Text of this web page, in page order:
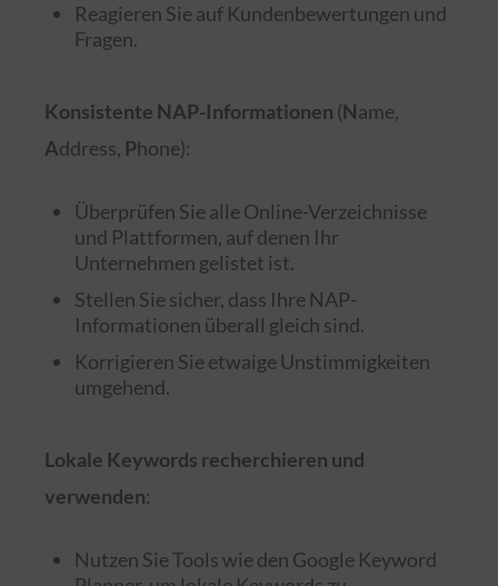
Reagieren Sie auf Kundenbewertungen und
Fragen.
Konsistente NAP-Informationen (Name,
Address, Phone):
Überprüfen Sie alle Online-Verzeichnisse
und Plattformen, auf denen Ihr
Unternehmen gelistet ist.
Stellen Sie sicher, dass Ihre NAP-
Informationen überall gleich sind.
Korrigieren Sie etwaige Unstimmigkeiten
umgehend.
Lokale Keywords recherchieren und
verwenden:
Nutzen Sie Tools wie den Google Keyword